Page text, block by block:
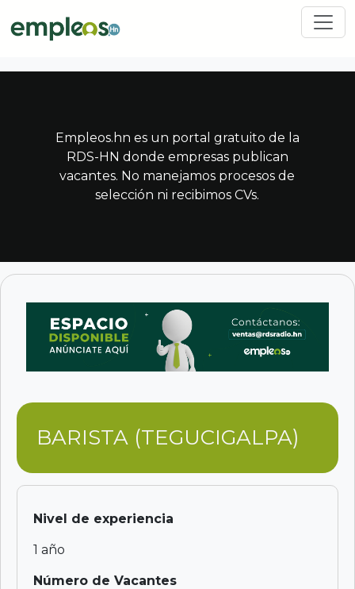
Pasar al contenido principal
Empleos.hn es un portal gratuito de la
RDS-HN donde empresas publican
vacantes. No manejamos procesos de
selección ni recibimos CVs.
BARISTA (TEGUCIGALPA)
Nivel de experiencia
1 año
Número de Vacantes